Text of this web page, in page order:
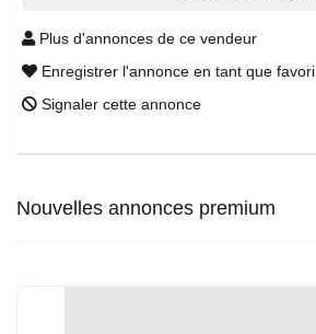
Plus d'annonces de ce vendeur
Enregistrer l'annonce en tant que favori
Signaler cette annonce
Nouvelles annonces premium